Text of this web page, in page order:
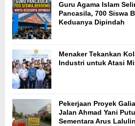
Guru Agama Islam
Pancasila, 700 Siswa
Keduanya Dipindah
Menaker Tekankan
Industri untuk Atasi
Pekerjaan Proyek
Jalan Ahmad Yani
Sementara Arus